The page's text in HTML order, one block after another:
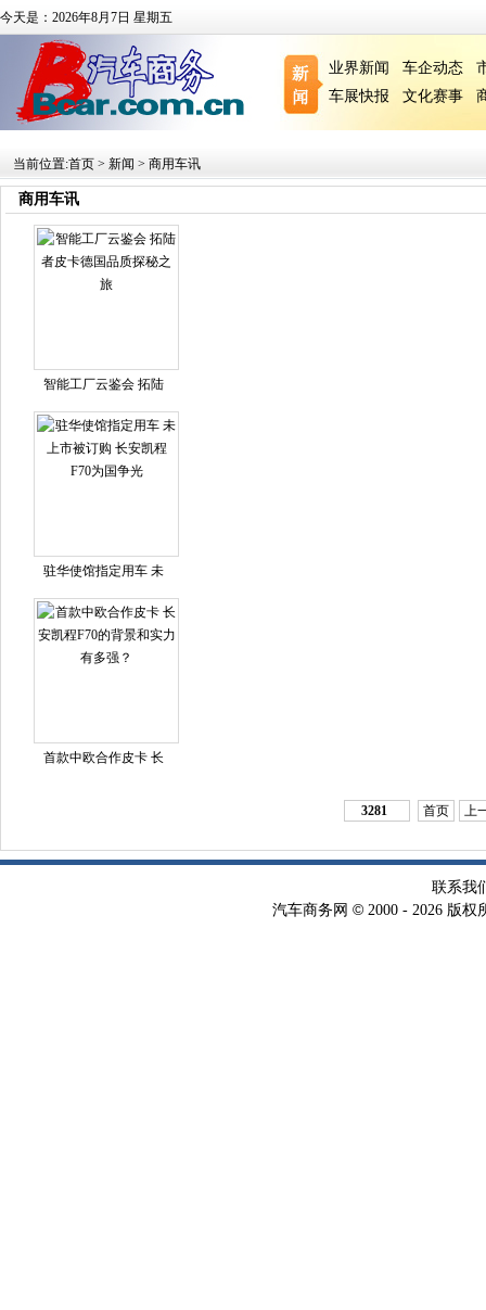
今天是：2026年8月7日 星期五
业界新闻 车企动态
车展快报
文化赛事
当前位置:首页 > 新闻 > 商用车讯
商用车讯
智能工厂云鉴会 拓陆
驻华使馆指定用车 未
首款中欧合作皮卡 长
3281 首页 上
联系我
汽车商务网 © 2000 - 2026 版权